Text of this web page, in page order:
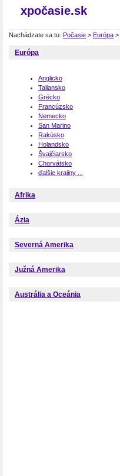
xpočasie.sk
Nachádzate sa tu: Počasie > Európa >
Európa
Anglicko
Taliansko
Grécko
Francúzsko
Nemecko
San Marino
Rakúsko
Holandsko
Švajčiarsko
Chorvátsko
ďalšie krajiny ...
Afrika
Ázia
Severná Amerika
Južná Amerika
Austrália a Oceánia